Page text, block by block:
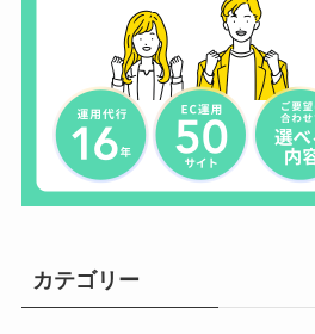
カテゴリー